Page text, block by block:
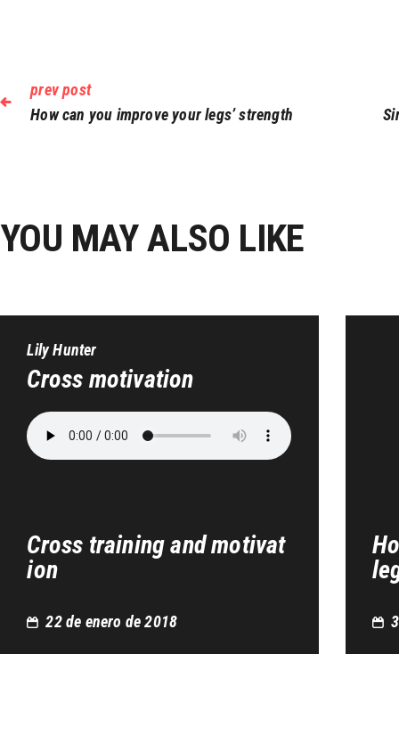
prev post
How can you improve your legs’ strength
YOU MAY ALSO LIKE
Lily Hunter
Cross motivation
Cross training and motivat
ion
22 de enero de 2018